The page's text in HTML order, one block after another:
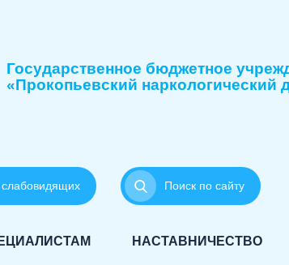
Государственное бюджетное
«Прокопьевский наркологический
Поиск по сайту
НАСТАВНИЧЕСТВО